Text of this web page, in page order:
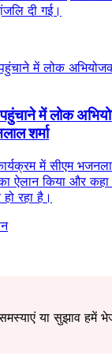
दी गई।
में लोक
शर्मा
में सीएम
का ऐलान किया और
रहा है।
या सुझाव हमें